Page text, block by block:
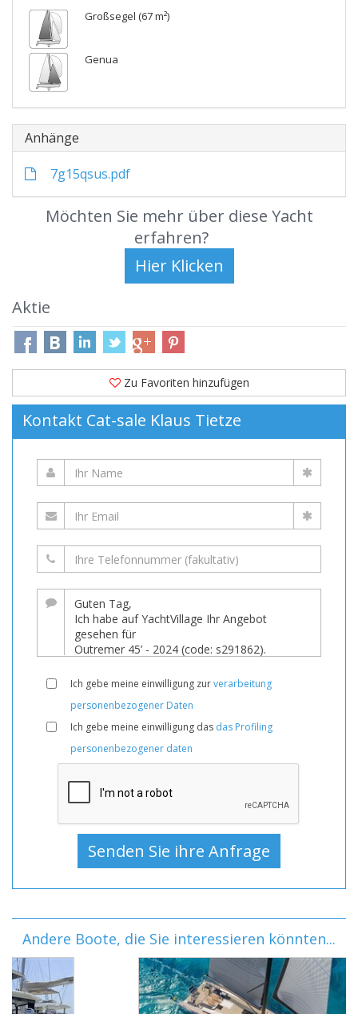
Großsegel (67 m²)
Genua
Anhänge
7g15qsus.pdf
Möchten Sie mehr über diese Yacht
erfahren?
Aktie
Zu Favoriten hinzufügen
Kontakt Cat-sale Klaus Tietze
Ich gebe meine einwilligung zurverarbeitung
personenbezogener Daten
Ich gebe meine einwilligung das das Profiling
personenbezogener daten
Andere Boote, die Sie interessieren könnten...